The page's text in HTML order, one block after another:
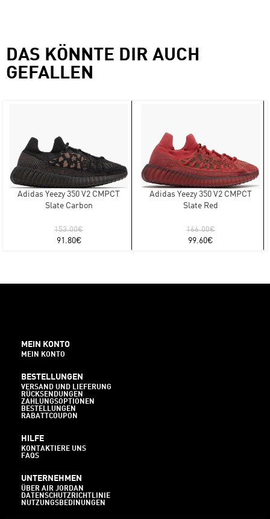
DAS KÖNNTE DIR AUCH
GEFALLEN
Adidas Yeezy 350 V2 CMPCT
Slate Carbon
153.00€
91.80€
Adidas Yeezy 350 V2 CMPCT
Slate Red
166.00€
99.60€
MEIN KONTO
MEIN KONTO
BESTELLUNGEN
VERSAND UND LIEFERUNG
RÜCKSENDUNGEN
ZAHLUNGSOPTIONEN
BESTELLUNGEN
RABATTCOUPON
HILFE
KONTAKTIERE UNS
FAQS
UNTERNEHMEN
ÜBER AIR JORDAN
DATENSCHUTZRICHTLINIE
NUTZUNGSBEDINUNGEN